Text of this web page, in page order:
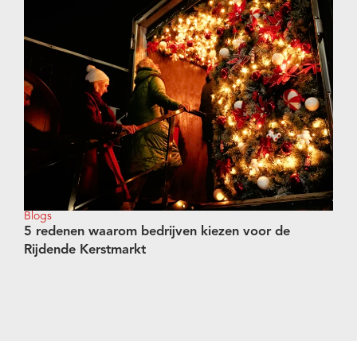
Blogs
5 redenen waarom bedrijven kiezen voor de
Rijdende Kerstmarkt